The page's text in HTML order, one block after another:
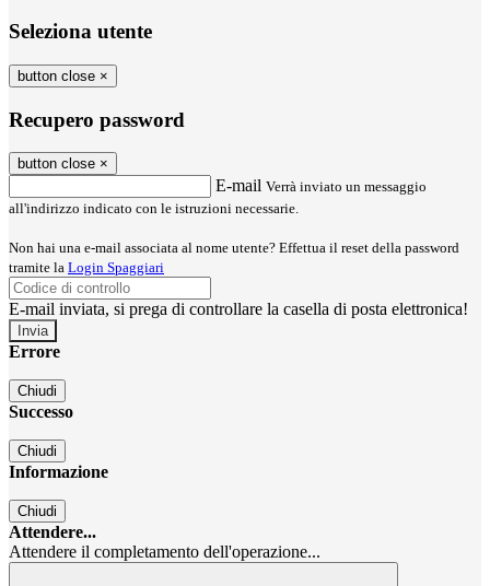
Seleziona utente
button close ×
Recupero password
button close ×
E-mail Verrà inviato un messaggio
all'indirizzo indicato con le istruzioni necessarie.
Non hai una e-mail associata al nome utente? Effettua il reset della password
tramite la Login Spaggiari
E-mail inviata, si prega di controllare la casella di posta elettronica!
Errore
Chiudi
Successo
Chiudi
Informazione
Chiudi
Attendere...
Attendere il completamento dell'operazione...